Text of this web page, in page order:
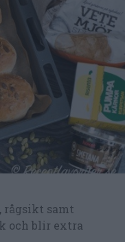
rågsikt samt
och blir extra